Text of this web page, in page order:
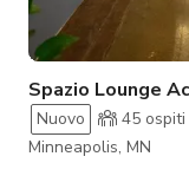
Spazio Lounge
Nuovo 45 ospiti
Minneapolis, MN